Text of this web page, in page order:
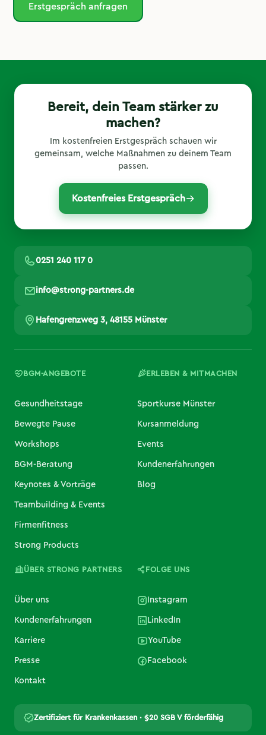
Bereit, dein Team stärker zu
machen?
Im kostenfreien Erstgespräch schauen wir
gemeinsam, welche Maßnahmen zu deinem Team
passen.
Kostenfreies Erstgespräch
0251 240 117 0
info@strong-partners.de
Hafengrenzweg 3, 48155 Münster
BGM-ANGEBOTE
Gesundheitstage
Bewegte Pause
Workshops
BGM-Beratung
Keynotes & Vorträge
Teambuilding & Events
Firmenfitness
Strong Products
ERLEBEN & MITMACHEN
Sportkurse Münster
Kursanmeldung
Events
Kundenerfahrungen
Blog
ÜBER STRONG PARTNERS
Über uns
Kundenerfahrungen
Karriere
Presse
Kontakt
FOLGE UNS
Instagram
LinkedIn
YouTube
Facebook
Zertifiziert für Krankenkassen · §20 SGB V förderfähig